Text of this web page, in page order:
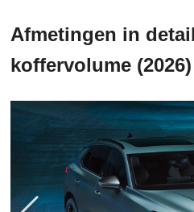
Afmetingen in
koffervolume (2026)